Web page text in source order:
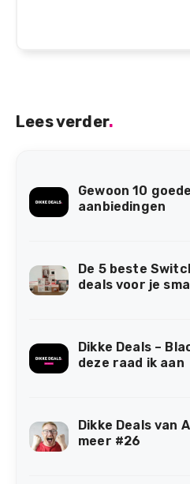
Lees verder.
Gewoon 10
aanbiedingen
De 5 beste
deals voor je
Dikke Deals –
deze raad ik aan
Dikke Deals van
meer #26